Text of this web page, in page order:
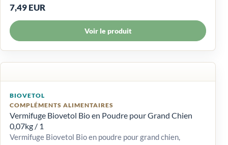
7,49 EUR
Voir le produit
BIOVETOL
COMPLÉMENTS ALIMENTAIRES
Vermifuge Biovetol Bio en Poudre pour Grand Chien
0,07kg / 1
Vermifuge Biovetol Bio en poudre pour grand chien,